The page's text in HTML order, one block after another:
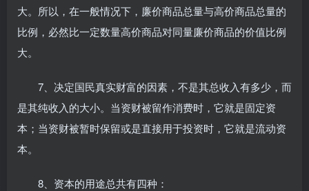
大。所以，在一般情况下，廉价商品总量与高价商品总量的
比例，必然比一定数量高价商品对同量廉价商品的价值比例
大。
7、决定国民真实财富的因素，不是其总收入有多少，而
是其纯收入的大小。当资财被留作消费时，它就是固定资
本；当资财被暂时保留或是直接用于投资时，它就是流动资
本。
8、资本的用途总共有四种：